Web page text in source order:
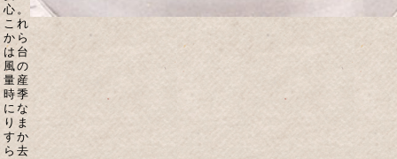
心。
これ
から
は台
風の
量産
時季
にな
りま
すか
ら去